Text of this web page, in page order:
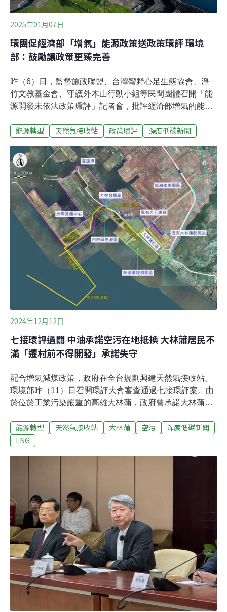
2025年01月07日
環團促經濟部「增氣」能源政策送政策環評 環境
部：鼓勵讓政策更臻完善
昨（6）日，監督施政聯盟、台灣蠻野心足生態協會、淨
竹文教基金會、守護外木山行動小組等民間團體召開「能
源開發未依法政策環評」記者會，批評經濟部增氣的能源
強調，沒有政策環評基礎的能源轉型是「蓋在沙上的城
政聯盟召集人陳椒華表示，經濟部主掌能源開發，依照
「應實施環境影響評估之政策細則」，能源開發政策應進
行政策環評，但近十年經濟部都未提出。陳椒華進一步訴
求，在政策環評前，應停止燃氣電廠個案環評。陳昭姿則
表示，行政院在2012年馬英九時代未經政策環評下，逕自
核定公布了能源發展綱領。行政院在2017年蔡英文時代修
正了能源發展綱領，確定了當前的能源發展方向，罔顧政
策環評程序的做法，令人難以接受。守護外木山行動小組
召集人王醒之批評，政府對天然氣的依賴已偏離「橋接性
能源」角色。台灣蠻野心足生態協會理事長陳憲政
能源轉型 天然氣接收站 政策環評 深度低碳新聞
2024年12月12日
七接環評過關 中油承諾空污在地抵換 大林蒲居民不
滿「遷村前不得開發」承諾失守
配合增氣減煤政策，政府在全台規劃興建天然氣接收站。
環境部昨（11）日召開環評大會審查通過七接環評案。由
於位於工業污染嚴重的高雄大林蒲，政府曾承諾大林蒲居
上與會高喊，「沒有遷村就沒有七接！」針對民眾訴求
「遷村前不得開發」，環境部以附帶建議方式提送經濟部
儲槽及汽化設施、輸氣管，海域則有6.7公里的防波堤及2
座液化LNG卸收碼頭。本案今年11月通過環評初審[1]，昨
（11）日進入環評大會審查，環境部長彭啟明親自主持會
議。七接場址距離大林蒲社區僅2.8公里。大林蒲長期被工
業區包夾，大林蒲居民、金煙囪文化協進會發言人陳玉西
在環評前召開記者會表示，大林
能源轉型 天然氣接收站 大林蒲 空污
深度低碳新聞
LNG